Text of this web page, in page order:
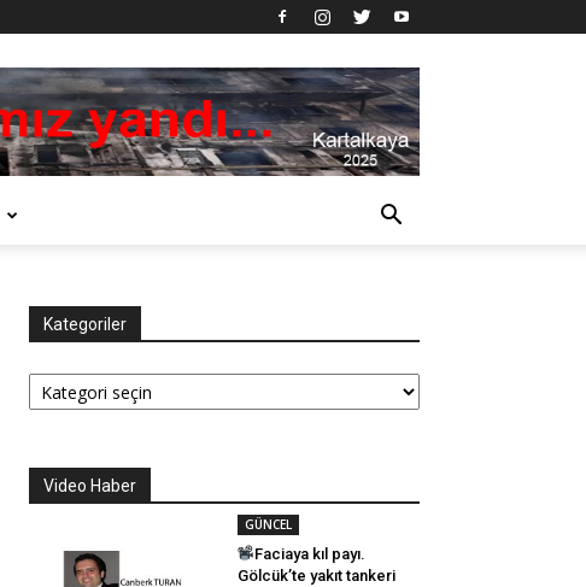
Kategoriler
Kategoriler
Video Haber
GÜNCEL
Faciaya kıl payı.
Gölcük’te yakıt tankeri